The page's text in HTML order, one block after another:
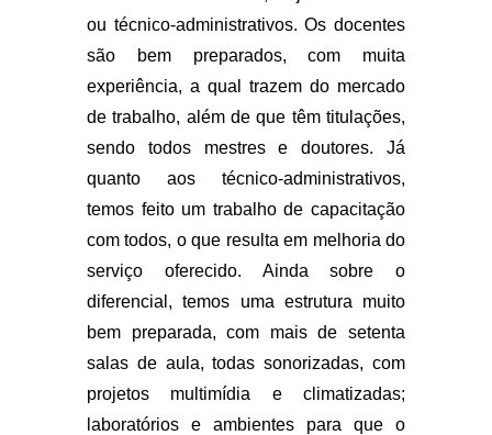
ou técnico-administrativos. Os docentes
são bem preparados, com muita
experiência, a qual trazem do mercado
de trabalho, além de que têm titulações,
sendo todos mestres e doutores. Já
quanto aos técnico-administrativos,
temos feito um trabalho de capacitação
com todos, o que resulta em melhoria do
serviço oferecido. Ainda sobre o
diferencial, temos uma estrutura muito
bem preparada, com mais de setenta
salas de aula, todas sonorizadas, com
projetos multimídia e climatizadas;
laboratórios e ambientes para que o